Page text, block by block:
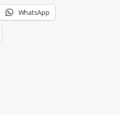
WhatsApp